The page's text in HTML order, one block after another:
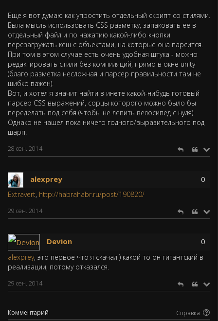
Еще я вот думаю как упростить отдельный скрипт со стилями.
Была мысль использовать CSS разметку, запаковать ее в
отдельный файл и по нажатию какой-либо кнопки
перезагружать кеш с объектами, на которые она парсится.
При том в этом случае есть очень удобная штука - можно
редактировать стили без компиляций, прямо в окне unity
(благо разметка несложная и парсер правильности там не
шибко важен).
Вот, и хотел я значит найти в инете какой-нибудь готовый
парсер CSS выражений, сорцы которого можно было бы
переделать под себя (чтобы не лепить велосипед с нуля).
Однако не нашел пока ничего годного/выразительного под
шарп.
28 сен. 2014
alexprey 0
Extravert, http://habrahabr.ru/post/190820/
29 сен. 2014
Devion 0
alexprey, это первое что я скачал ) какой то он гигантский в
реализации, потому отказался.
29 сен. 2014
Комментарий Справка